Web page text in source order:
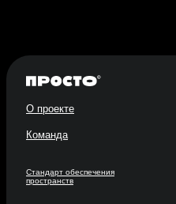
О проекте
Команда
Стандарт обеспечения
пространств